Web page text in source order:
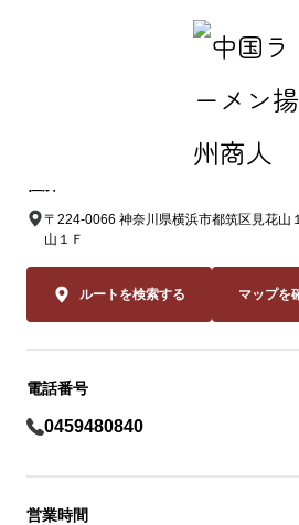
中国ラーメン揚州商人 港北
〒224-0066 神奈川県横浜市都筑区見花
山１Ｆ
ルートを検索する マップを
電話番号
0459480840
営業時間